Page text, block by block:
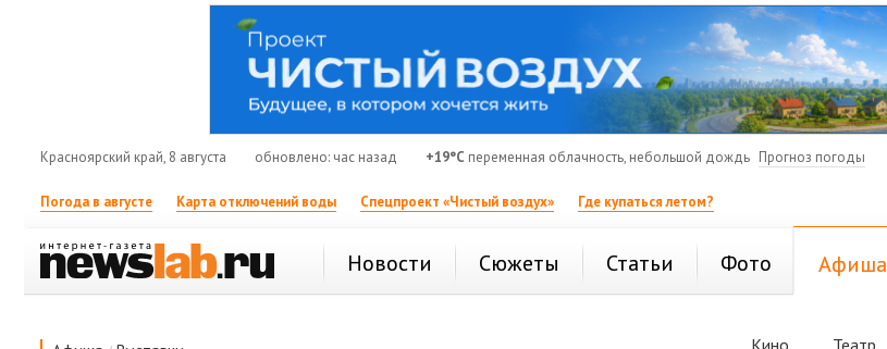
Красноярский край, 8 августа обновлено: час назад +19°C переменная облачность, небольшой дождь Прогноз погоды
Погода в августе Карта отключений воды Спецпроект «Чистый воздух» Где купаться летом?
Новости Сюжеты Статьи Фото Афиша
Кино Театр